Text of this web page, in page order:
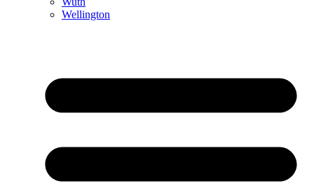
Wellington